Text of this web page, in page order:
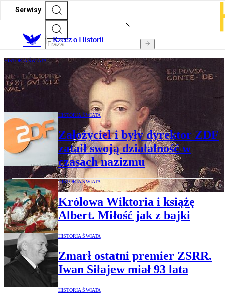
Serwisy
Rzecz o Historii
HISTORIA ŚWIATA
Uporczywy ząb czasu
HISTORIA ŚWIATA
Założyciel i były dyrektor ZDF
zataił swoją działalność w
czasach nazizmu
HISTORIA ŚWIATA
Królowa Wiktoria i książę
Albert. Miłość jak z bajki
HISTORIA ŚWIATA
Zmarł ostatni premier ZSRR.
Iwan Siłajew miał 93 lata
HISTORIA ŚWIATA